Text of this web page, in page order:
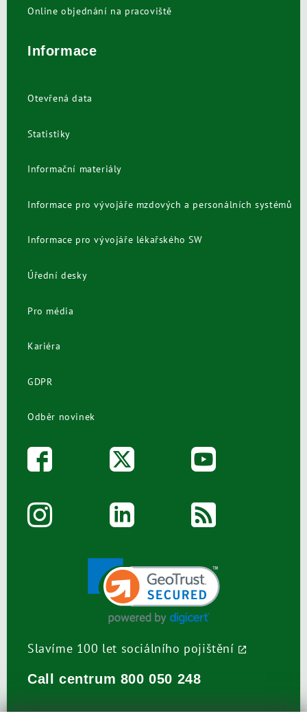
Online objednání na pracoviště
Informace
Otevřená data
Statistiky
Informační materiály
Informace pro vývojáře mzdových a personálních systémů
Informace pro vývojáře lékařského SW
Úřední desky
Pro média
Kariéra
GDPR
Odběr novinek
Slavíme 100 let sociálního pojištění
Call centrum 800 050 248